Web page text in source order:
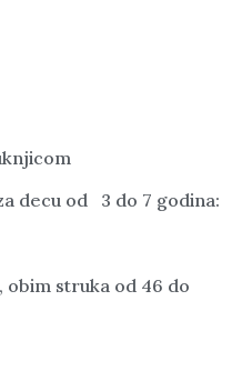
decu od 3 do 7 godina:
obim struka od 46 do